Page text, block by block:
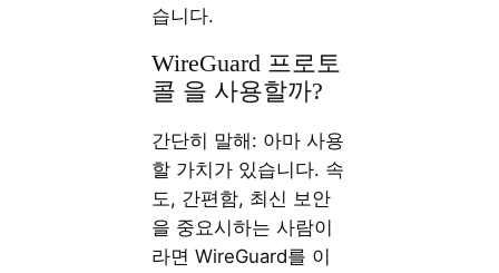
습니다.
WireGuard 프로토
콜 을 사용할까?
간단히 말해: 아마 사용
할 가치가 있습니다. 속
도, 간편함, 최신 보안
을 중요시하는 사람이
라면 WireGuard를 이